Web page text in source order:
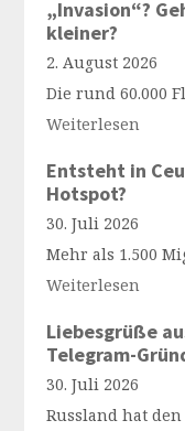
„Invasion“?
kleiner?
2. August 2026
Die rund 60.000
Weiterlesen
Entsteht in
Hotspot?
30. Juli 2026
Mehr als 1.500
Weiterlesen
Liebesgrüße
Telegram-
30. Juli 2026
Russland hat